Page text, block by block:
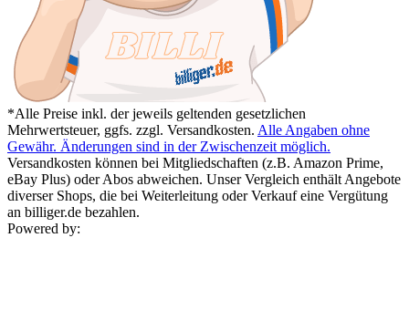
*Alle Preise inkl. der jeweils geltenden gesetzlichen
Mehrwertsteuer, ggfs. zzgl. Versandkosten. Alle Angaben ohne
Gewähr. Änderungen sind in der Zwischenzeit möglich.
Versandkosten können bei Mitgliedschaften (z.B. Amazon Prime,
eBay Plus) oder Abos abweichen. Unser Vergleich enthält Angebote
diverser Shops, die bei Weiterleitung oder Verkauf eine Vergütung
an billiger.de bezahlen.
Powered by: